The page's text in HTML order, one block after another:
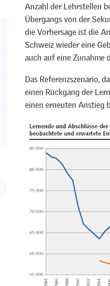
Anzahl der Lehrstellen
Übergangs von der
die Vorhersage ist die
Schweiz wieder eine
auch auf eine Zunahme
Das Referenzszenario,
einen Rückgang der
einen erneuten Anstieg